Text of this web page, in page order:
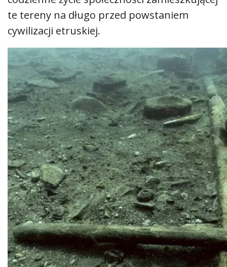
te tereny na długo przed powstaniem
cywilizacji etruskiej.